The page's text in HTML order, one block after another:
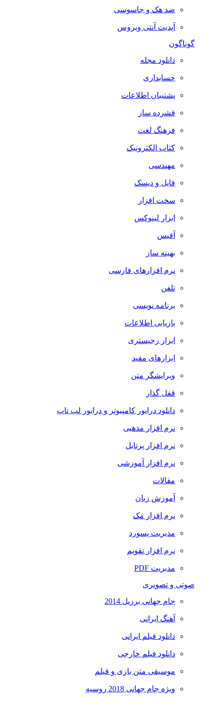
ضد هک و جاسوسی
آپدیت آنتی ویروس
گوناگون
دانلود مجله
حسابداری
پشتیبان اطلاعات
فشرده ساز
فرهنگ لغت
کتاب الکترونیک
مهندسی
فایل و دیسک
سخت افزار
ابزار لینوکس
آفیس
بهینه ساز
نرم افزارهای فارسی
تلفن
برنامه نویسی
بازیابی اطلاعات
ابزار رجیستری
ابزارهای مفید
ویرایشگر متن
قفل گذار
دانلود درایور کامپیوتر و درایور لپ تاپ
نرم افزار مذهبی
نرم افزار پرتابل
نرم افزار آموزشی
مقالات
آموزش زبان
نرم افزار مک
مدیریت پسورد
نرم افزار تقویم
مدیریت PDF
صوتی و تصویری
جام جهانی برزیل 2014
آهنگ ایرانی
دانلود فیلم ایرانی
دانلود فیلم خارجی
موسیقی متن بازی و فیلم
ویژه جام جهانی 2018 روسیه